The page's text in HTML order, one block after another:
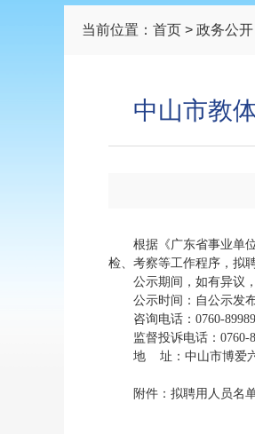
当前位置： 首页 > 政务公开
中山市教
根据《广东省事业单位
检、考察等工作程序，拟
公示期间，如有异议，
公示时间：自公示发布
咨询电话：0760-
监督投诉电话：0760-
地 址：中山市博爱六
附件：拟聘用人员名